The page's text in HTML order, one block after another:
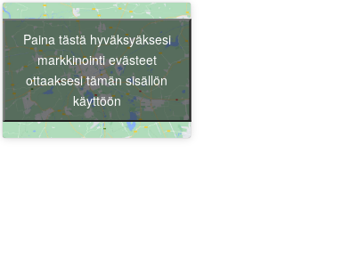
Paina tästä hyväksyäksesi
markkinointi evästeet
ottaaksesi tämän sisällön
käyttöön